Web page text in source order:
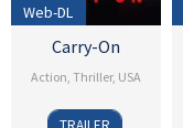
Web-DL
Carry-On
Action Thriller, USA
5
Riley